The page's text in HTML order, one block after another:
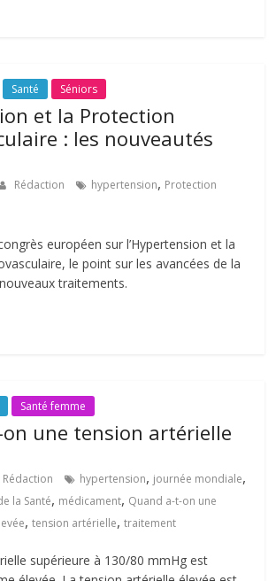
Santé Séniors
et la Protection
: les nouveautés
Rédaction hypertension, Protection
européen sur l’Hypertension et la
le point sur les avancées de la
traitements.
Santé femme
une tension artérielle
Rédaction hypertension, journée mondiale,
la Santé, médicament, Quand a-t-on une
,tension artérielle,traitement
supérieure à 130/80 mmHg est